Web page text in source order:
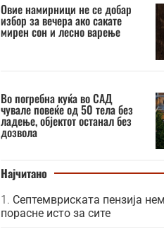
Овие намирници не се добар
избор за вечера ако сакате
мирен сон и лесно варење
Во погребна куќа во САД
чувале повеќе од 50 тела без
ладење, објектот останал без
дозвола
Најчитано
Септемвриската пензија
порасне исто за сите